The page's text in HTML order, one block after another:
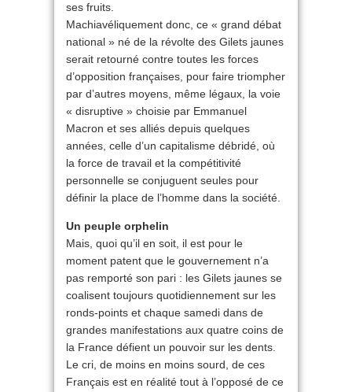
ses fruits.
Machiavéliquement donc, ce « grand débat
national » né de la révolte des Gilets jaunes
serait retourné contre toutes les forces
d’opposition françaises, pour faire triompher
par d’autres moyens, même légaux, la voie
« disruptive » choisie par Emmanuel
Macron et ses alliés depuis quelques
années, celle d’un capitalisme débridé, où
la force de travail et la compétitivité
personnelle se conjuguent seules pour
définir la place de l’homme dans la société.
Un peuple orphelin
Mais, quoi qu’il en soit, il est pour le
moment patent que le gouvernement n’a
pas remporté son pari : les Gilets jaunes se
coalisent toujours quotidiennement sur les
ronds-points et chaque samedi dans de
grandes manifestations aux quatre coins de
la France défient un pouvoir sur les dents.
Le cri, de moins en moins sourd, de ces
Français est en réalité tout à l’opposé de ce